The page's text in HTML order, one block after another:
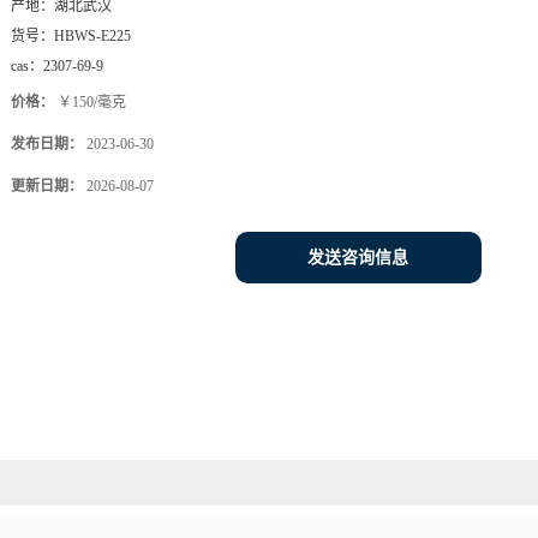
产地： 湖北武汉
货号： HBWS-E225
cas： 2307-69-9
价格： ￥150/毫克
发布日期： 2023-06-30
更新日期： 2026-08-07
发送咨询信息